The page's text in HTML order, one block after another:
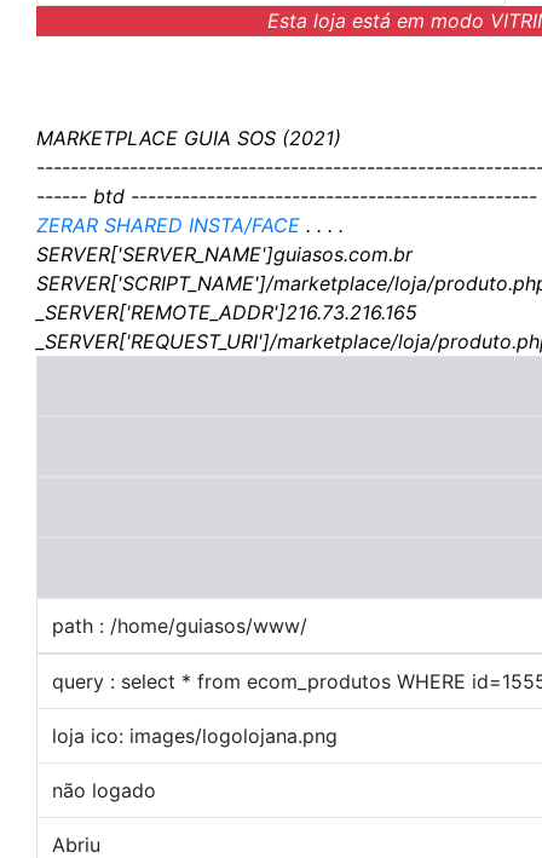
Esta loja está em modo
MARKETPLACE GUIA SOS (2021)
------ btd ------------------------------------------------
ZERAR SHARED INSTA/FACE . . . .
SERVER['SERVER_NAME']guiasos.com.br
SERVER['SCRIPT_NAME']/marketplace/loja/
_SERVER['REMOTE_ADDR']216.73.216.165
_SERVER['REQUEST_URI']/marketplace/loja/
path : /home/guiasos/www/
query : select * from ecom_produtos WHERE
loja ico: images/logolojana.png
não logado
Abriu